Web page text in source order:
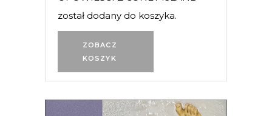
ZOBACZ
KOSZYK
został dodany do koszyka.